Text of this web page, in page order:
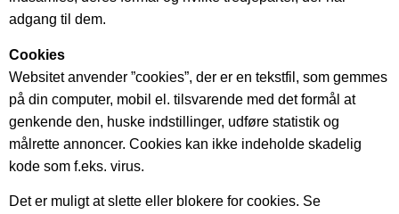
adgang til dem.
Cookies
Websitet anvender ”cookies”, der er en tekstfil, som gemmes
på din computer, mobil el. tilsvarende med det formål at
genkende den, huske indstillinger, udføre statistik og
målrette annoncer. Cookies kan ikke indeholde skadelig
kode som f.eks. virus.
Det er muligt at slette eller blokere for cookies. Se